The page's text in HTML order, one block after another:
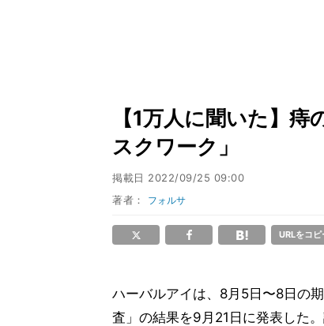
【1万人に聞いた】
スクワーク」
掲載日 2022/09/25 09:00
著者： フォルサ
URLをコピ
ハーバルアイは、8月5日〜8日の
査」の結果を9月21日に発表した